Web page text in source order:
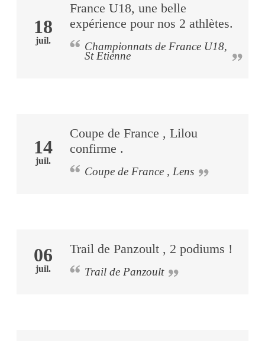
18
juil.
France U18, une belle
expérience pour nos 2 athlètes.
Championnats de France U18,
St Etienne
14
juil.
Coupe de France , Lilou
confirme .
Coupe de France , Lens
06
juil.
Trail de Panzoult , 2 podiums !
Trail de Panzoult